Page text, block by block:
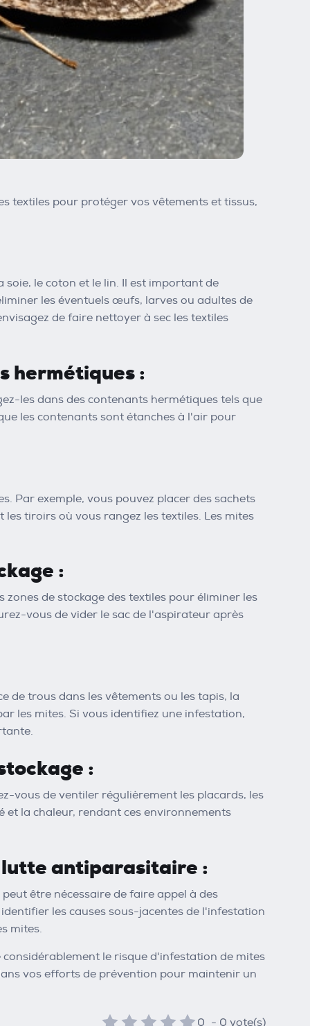
textiles pour protéger vos vêtements et tissus,
le coton et le lin. Il est important de
les éventuels œufs, larves ou adultes de
de faire nettoyer à sec les textiles
hermétiques :
les dans des contenants hermétiques tels que
les contenants sont étanches à l'air pour
Par exemple, vous pouvez placer des sachets
tiroirs où vous rangez les textiles. Les mites
:
de stockage des textiles pour éliminer les
vous de vider le sac de l'aspirateur après
de trous dans les vêtements ou les tapis, la
les mites. Si vous identifiez une infestation,
:
vous de ventiler régulièrement les placards, les
et la chaleur, rendant ces environnements
lutte antiparasitaire :
être nécessaire de faire appel à des
les causes sous-jacentes de l'infestation
mites.
le risque d'infestation de mites
vos efforts de prévention pour maintenir un
0 - 0 vote(s)